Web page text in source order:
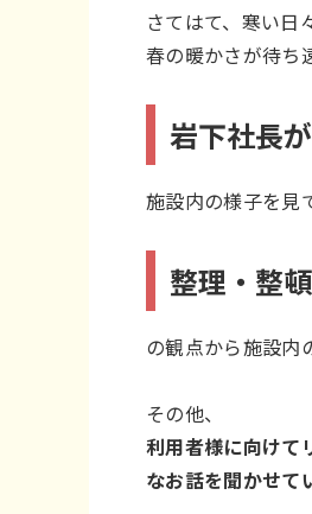
さてはて、寒い日
春の暖かさが待ち
岩下社長
施設内の様子を見
整理・整
の観点から施設内
その他、
利用者様に向けて
なお話を聞かせて